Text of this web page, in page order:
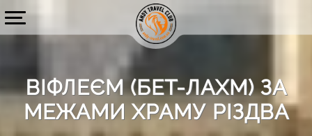
ВІФЛЕЄМ (БЕТ-ЛАХМ) ЗА
МЕЖАМИ ХРАМУ РІЗДВА